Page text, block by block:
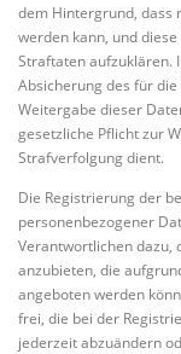
dem Hintergrund, dass
werden kann, und
Straftaten aufzuklären.
Absicherung des für
Weitergabe dieser
gesetzliche Pflicht zur
Strafverfolgung dient.
Die Registrierung der
personenbezogener
Verantwortlichen dazu,
anzubieten, die
angeboten werden
frei, die bei der
jederzeit abzuändern